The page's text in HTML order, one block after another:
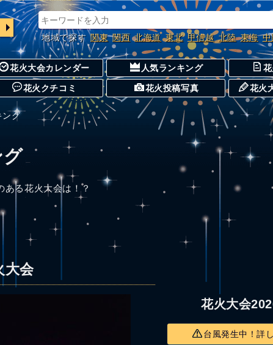
地域で探す 関東 関西 北海道 東北 甲信越 北陸 東海 中
花火大会カレンダー 人気ランキング
花火クチコミ 花火投稿写真 花火
グ
グ
る花火大会は！？
大会
花火大会
台風発生中！詳